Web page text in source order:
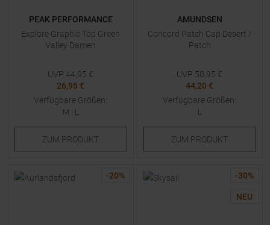
PEAK PERFORMANCE
Explore Graphic Top Green
Valley Damen
UVP 44,95 €
26,95 €
Verfügbare Größen:
M | L
ZUM PRODUKT
AMUNDSEN
Concord Patch Cap Desert /
Patch
UVP 58,95 €
44,20 €
Verfügbare Größen:
L
ZUM PRODUKT
-20% -30%
NEU